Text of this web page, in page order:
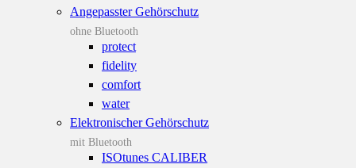
Angepasster Gehörschutz
ohne Bluetooth
protect
fidelity
comfort
water
Elektronischer Gehörschutz
mit Bluetooth
ISOtunes CALIBER